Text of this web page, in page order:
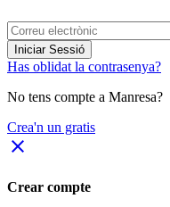
Iniciar Sessió
Has oblidat la contrasenya?
No tens compte a Manresa?
Crea'n un gratis
close
Crear compte